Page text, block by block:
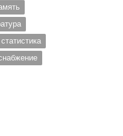
статистика